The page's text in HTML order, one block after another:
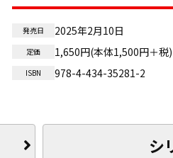
発売日 2025年2月10日
定価 1,650円(本体1,500円＋税)
ISBN 978-4-434-35281-2
シ